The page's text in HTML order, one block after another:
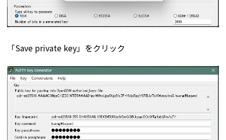
「Save private key」をクリック